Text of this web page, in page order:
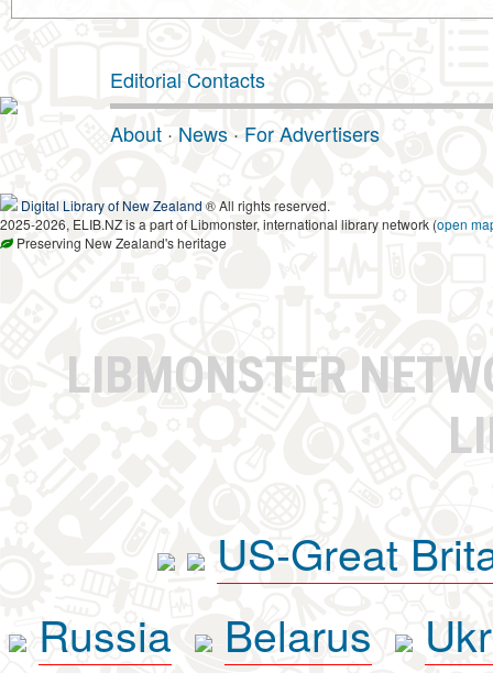
Editorial Contacts
About · News · For Advertisers
Digital Library of New Zealand ® All rights reserved.
2025-2026, ELIB.NZ is a part of Libmonster, international library network (open
Preserving New Zealand's heritage
LIBMONSTER
US-Great
Russia
Belarus